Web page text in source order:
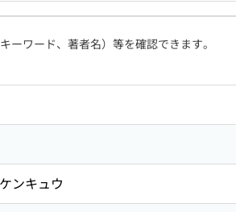
ーワード、著者名）等を確認できます。
ンキュウ